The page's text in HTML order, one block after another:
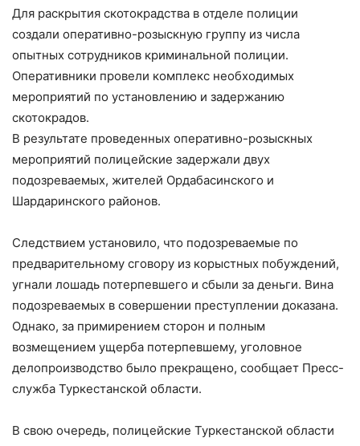
Для раскрытия скотокрадства в отделе полиции
создали оперативно-розыскную группу из числа
опытных сотрудников криминальной полиции.
Оперативники провели комплекс необходимых
мероприятий по установлению и задержанию
скотокрадов.
В результате проведенных оперативно-розыскных
мероприятий полицейские задержали двух
подозреваемых, жителей Ордабасинского и
Шардаринского районов.
Следствием установило, что подозреваемые по
предварительному сговору из корыстных побуждений,
угнали лошадь потерпевшего и сбыли за деньги. Вина
подозреваемых в совершении преступлении доказана.
Однако, за примирением сторон и полным
возмещением ущерба потерпевшему, уголовное
делопроизводство было прекращено, сообщает Пресс-
служба Туркестанской области.
В свою очередь, полицейские Туркестанской области